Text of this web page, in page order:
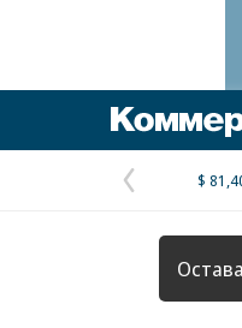
страница
$